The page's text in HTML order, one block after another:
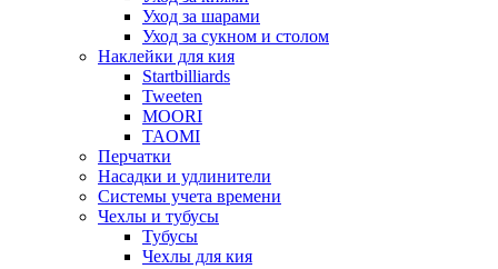
Уход за шарами
Уход за сукном и столом
Наклейки для кия
Startbilliards
Tweeten
MOORI
TAOMI
Перчатки
Насадки и удлинители
Системы учета времени
Чехлы и тубусы
Тубусы
Чехлы для кия